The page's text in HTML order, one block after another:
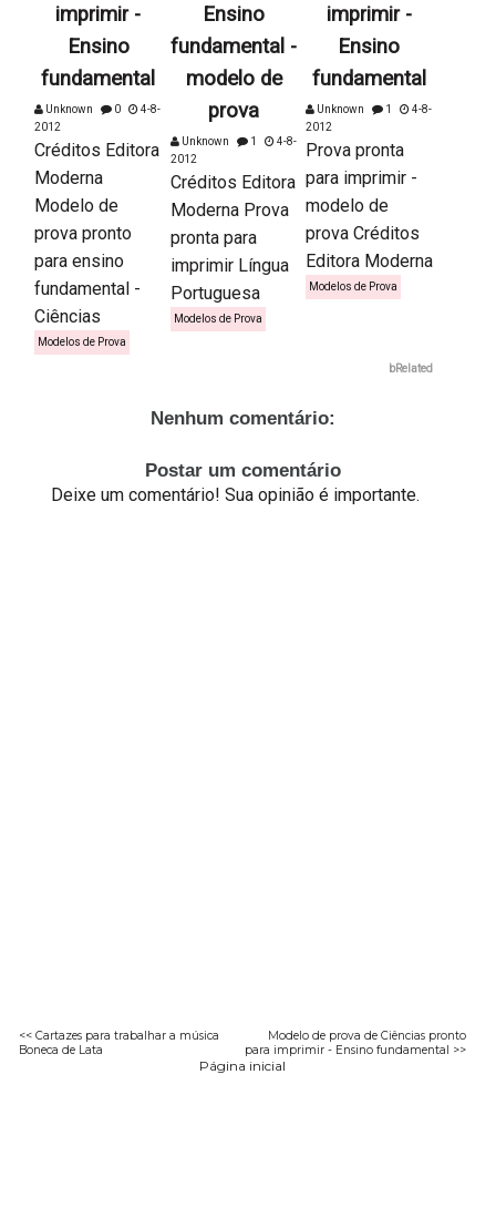
imprimir -
Ensino
fundamental
Unknown 0
4-8-
2012
Créditos Editora
Moderna
Modelo de
prova pronto
para ensino
fundamental -
Ciências
Modelos de Prova
Ensino
fundamental -
modelo de
prova
Unknown 1
4-8-
2012
Créditos Editora
Moderna Prova
pronta para
imprimir Língua
Portuguesa
Modelos de Prova
imprimir -
Ensino
fundamental
Unknown 1
4-8-
2012
Prova pronta
para imprimir -
modelo de
prova Créditos
Editora Moderna
Modelos de Prova
bRelated
Nenhum comentário:
Postar um comentário
Deixe um comentário! Sua opinião é importante.
<< Cartazes para trabalhar a música
Boneca de Lata
Modelo de prova de Ciências pronto
para imprimir - Ensino fundamental >>
Página inicial